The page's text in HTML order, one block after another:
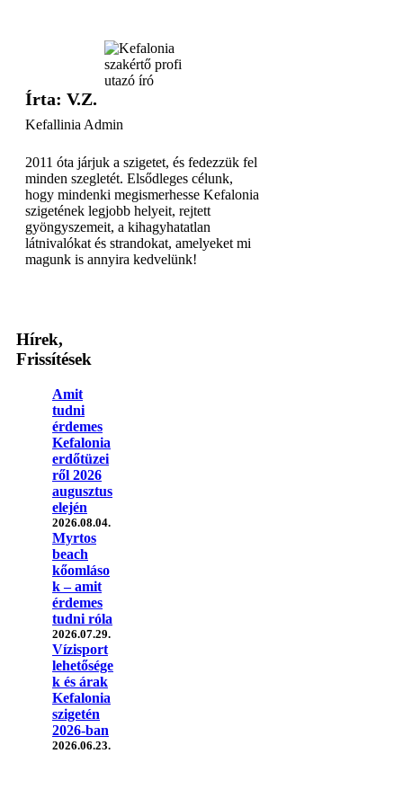
Írta: V.Z.
Kefallinia Admin
2011 óta járjuk a szigetet, és fedezzük fel
minden szegletét. Elsődleges célunk,
hogy mindenki megismerhesse Kefalonia
szigetének legjobb helyeit, rejtett
gyöngyszemeit, a kihagyhatatlan
látnivalókat és strandokat, amelyeket mi
magunk is annyira kedvelünk!
Hírek,
Frissítések
Amit
tudni
érdemes
Kefalonia
erdőtüzei
ről 2026
augusztus
elején
2026.08.04.
Myrtos
beach
kőomláso
k – amit
érdemes
tudni róla
2026.07.29.
Vízisport
lehetősége
k és árak
Kefalonia
szigetén
2026-ban
2026.06.23.